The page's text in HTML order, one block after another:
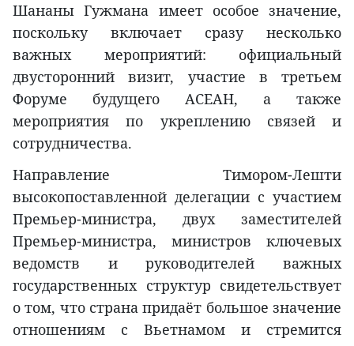
Шананы Гужмана имеет особое значение,
поскольку включает сразу несколько
важных мероприятий: официальный
двусторонний визит, участие в третьем
Форуме будущего АСЕАН, а также
мероприятия по укреплению связей и
сотрудничества.
Направление Тимором-Лешти
высокопоставленной делегации с участием
Премьер-министра, двух заместителей
Премьер-министра, министров ключевых
ведомств и руководителей важных
государственных структур свидетельствует
о том, что страна придаёт большое значение
отношениям с Вьетнамом и стремится